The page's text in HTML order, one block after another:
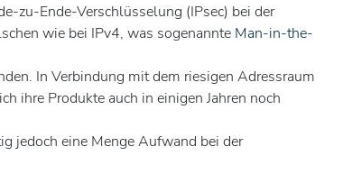
zu-Ende-Verschlüsselung (IPsec) bei der
wie bei IPv4, was sogenannte Man-in-the-
In Verbindung mit dem riesigen Adressraum
ihre Produkte auch in einigen Jahren noch
jedoch eine Menge Aufwand bei der